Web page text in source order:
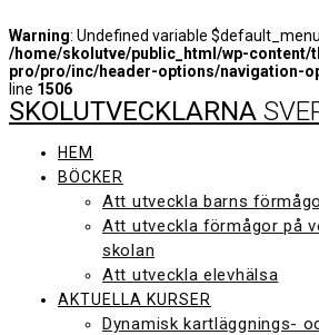
Warning: Undefined variable
/home/skolutve/public_html/wp-content/
pro/pro/inc/header-options/navigation-
line 1506
Hoppa
till
SKOLUTVECKLARNA
HEM
BÖCKER
Att utveckla barns
Att utveckla förmågor på
skolan
Att utveckla elevhälsa
AKTUELLA KURSER
Dynamisk kartläggnings-